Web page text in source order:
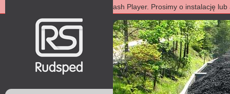
Wystąpił błąd z dodatkiem Flash Player. Prosimy o instalację